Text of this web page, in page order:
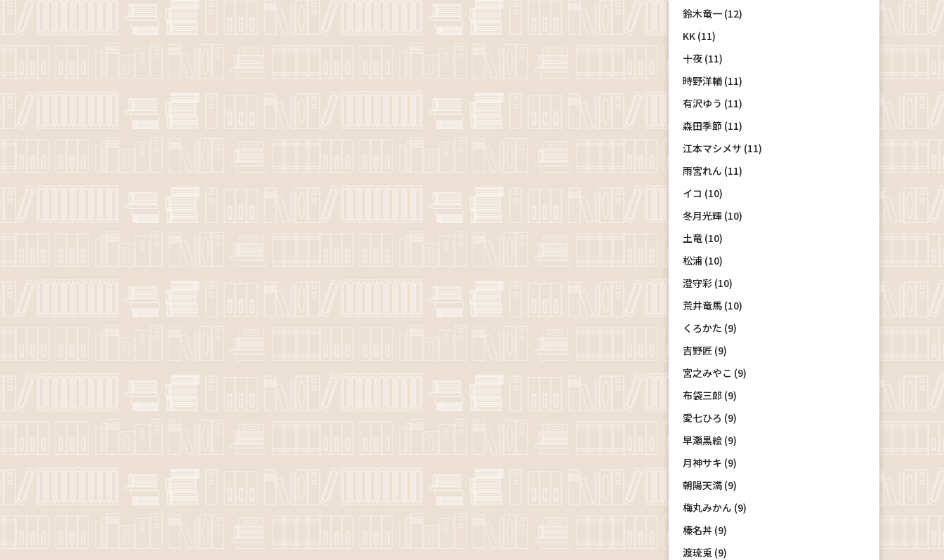
鈴木竜一 (12)
KK (11)
十夜 (11)
時野洋輔 (11)
有沢ゆう (11)
森田季節 (11)
江本マシメサ (11)
雨宮れん (11)
イコ (10)
冬月光輝 (10)
土竜 (10)
松浦 (10)
澄守彩 (10)
荒井竜馬 (10)
くろかた (9)
吉野匠 (9)
宮之みやこ (9)
布袋三郎 (9)
愛七ひろ (9)
早瀬黒絵 (9)
月神サキ (9)
朝陽天満 (9)
梅丸みかん (9)
榛名丼 (9)
渡琉兎 (9)